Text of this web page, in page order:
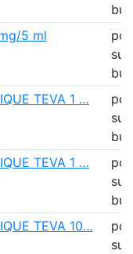
5 ml
TEVA 1 …
TEVA 1 …
TEVA 10…